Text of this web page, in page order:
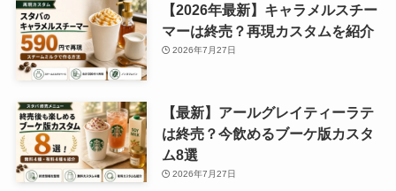
【2026年最新】キャラメルスチー
マーは終売？再現カスタムを紹介
2026年7月27日
【最新】アールグレイティーラテ
は終売？今飲めるブーケ版カスタ
ム8選
2026年7月27日